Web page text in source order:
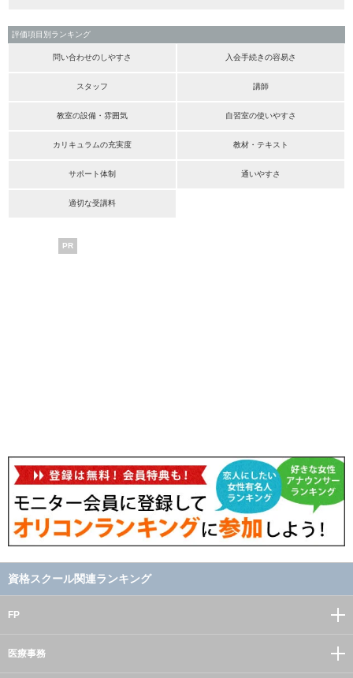
評価項目別ランキング
問い合わせのしやすさ 入会手続きの容易さ
スタッフ 講師
教室の設備・雰囲気 自習室の使いやすさ
カリキュラムの充実度 教材・テキスト
サポート体制 通いやすさ
適切な受講料
PR
資格スクール関連ランキング
FP
医療事務